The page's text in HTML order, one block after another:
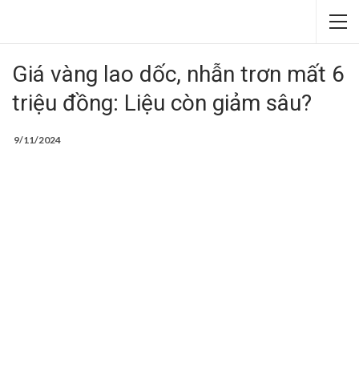
Giá vàng lao dốc, nhẫn trơn mất 6
triệu đồng: Liệu còn giảm sâu?
9/11/2024